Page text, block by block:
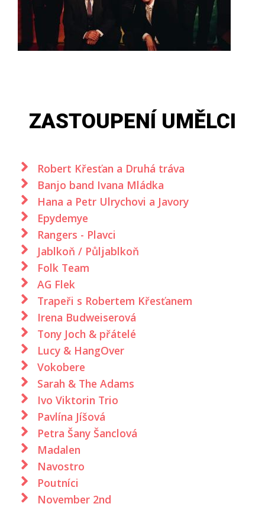
ZASTOUPENÍ UMĚLCI
Robert Křesťan a Druhá tráva
Banjo band Ivana Mládka
Hana a Petr Ulrychovi a Javory
Epydemye
Rangers - Plavci
Jablkoň / Půljablkoň
Folk Team
AG Flek
Trapeři s Robertem Křesťanem
Irena Budweiserová
Tony Joch & přátelé
Lucy & HangOver
Vokobere
Sarah & The Adams
Ivo Viktorin Trio
Pavlína Jíšová
Petra Šany Šanclová
Madalen
Navostro
Poutníci
November 2nd